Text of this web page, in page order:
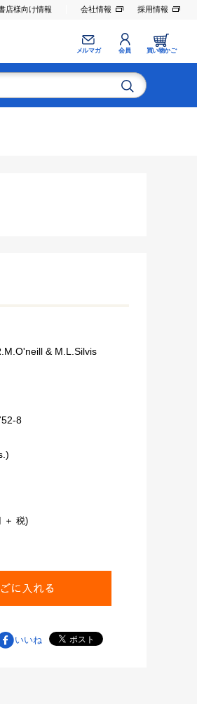
店様向け情報 会社情報 採用情報
メルマガ 会員 買い物かご
& M.L.Silvis
8
＋ 税)
いいね